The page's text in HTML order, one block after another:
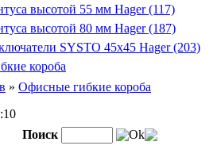
высотой 55 мм Hager (117)
высотой 80 мм Hager (187)
SYSTO 45х45 Hager (203)
короба
» Офисные гибкие короба
Поиск
Ok